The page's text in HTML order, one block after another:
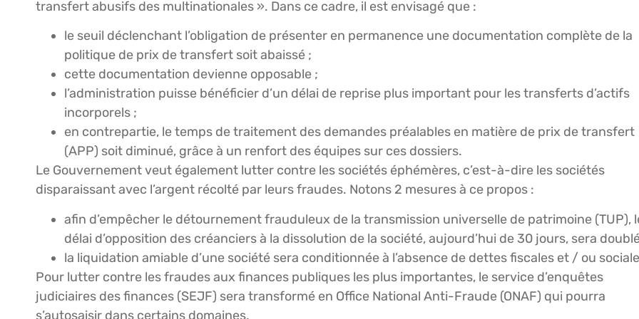
transfert abusifs des multinationales ». Dans ce cadre, il est envisagé que :
le seuil déclenchant l’obligation de présenter en permanence une documentation complète de la
politique de prix de transfert soit abaissé ;
cette documentation devienne opposable ;
l’administration puisse bénéficier d’un délai de reprise plus important pour les transferts d’actifs
incorporels ;
en contrepartie, le temps de traitement des demandes préalables en matière de prix de transfert
(APP) soit diminué, grâce à un renfort des équipes sur ces dossiers.
Le Gouvernement veut également lutter contre les sociétés éphémères, c’est-à-dire les sociétés
disparaissant avec l’argent récolté par leurs fraudes. Notons 2 mesures à ce propos :
afin d’empêcher le détournement frauduleux de la transmission universelle de patrimoine (TUP),
délai d’opposition des créanciers à la dissolution de la société, aujourd’hui de 30 jours, sera
la liquidation amiable d’une société sera conditionnée à l’absence de dettes fiscales et / ou
Pour lutter contre les fraudes aux finances publiques les plus importantes, le service d’enquêtes
judiciaires des finances (SEJF) sera transformé en Office National Anti-Fraude (ONAF) qui pourra
s’autosaisir dans certains domaines.